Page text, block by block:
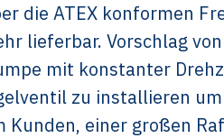
die ATEX konformen
lieferbar. Vorschlag
mit konstanter
zu installieren
Kunden, einer großen